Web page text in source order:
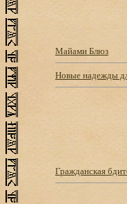
Майами Блюз
Новые надежды
Гражданская